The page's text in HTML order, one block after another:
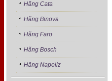
Hãng Cata
Hãng Binova
Hãng Faro
Hãng Bosch
Hãng Napoliz